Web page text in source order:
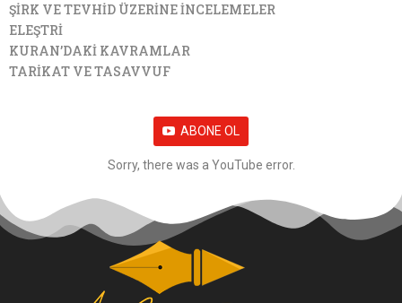
ŞİRK VE TEVHİD ÜZERİNE İNCELEMELER
ELEŞTRİ
KURAN’DAKİ KAVRAMLAR
TARİKAT VE TASAVVUF
ABONE OL
Sorry, there was a YouTube error.